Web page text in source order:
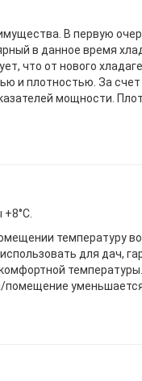
В первую
в данное время
что от нового
и плотностью. За
мощности.
температуру
для дач,
помещение